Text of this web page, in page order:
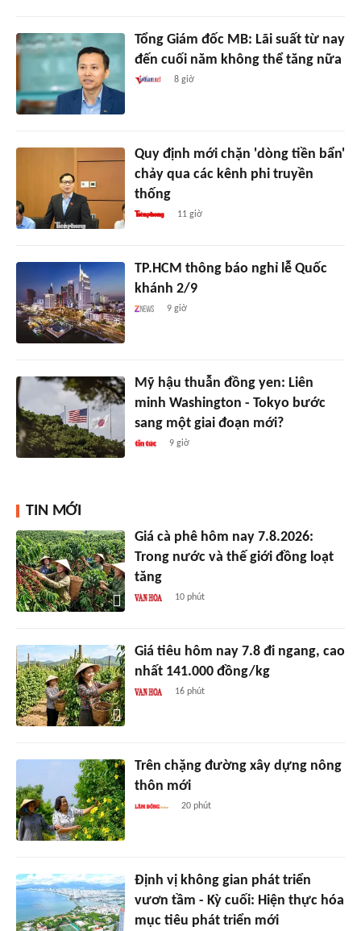
Tổng Giám đốc MB: Lãi suất từ nay
đến cuối năm không thể tăng nữa
8 giờ
Quy định mới chặn 'dòng tiền bẩn'
chảy qua các kênh phi truyền
thống
11 giờ
TP.HCM thông báo nghỉ lễ Quốc
khánh 2/9
9 giờ
Mỹ hậu thuẫn đồng yen: Liên
minh Washington - Tokyo bước
sang một giai đoạn mới?
9 giờ
TIN MỚI
Giá cà phê hôm nay 7.8.2026:
Trong nước và thế giới đồng loạt
tăng
10 phút
Giá tiêu hôm nay 7.8 đi ngang, cao
nhất 141.000 đồng/kg
16 phút
Trên chặng đường xây dựng nông
thôn mới
20 phút
Định vị không gian phát triển
vươn tầm - Kỳ cuối: Hiện thực hóa
mục tiêu phát triển mới